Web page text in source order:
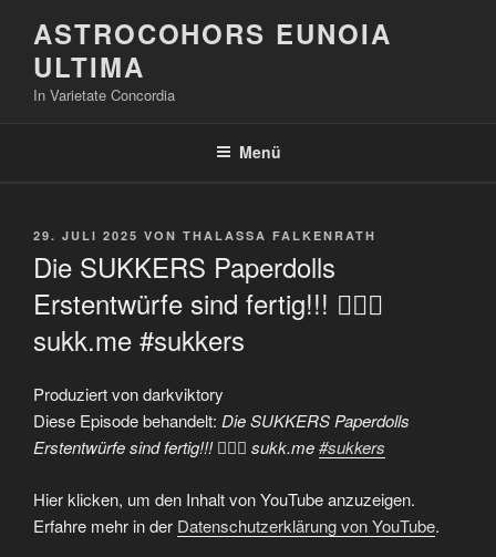
Inhalt
springen
ASTROCOHORS EUNOIA
ULTIMA
In Varietate Concordia
Menü
VERÖFFENTLICHT
29. JULI 2025 VON THALASSA FALKENRATH
Die SUKKERS Paperdolls
Erstentwürfe sind fertig!!! 🏳‍🌈🦇
sukk.me #sukkers
Produziert von darkviktory
Diese Episode behandelt: Die SUKKERS Paperdolls
Erstentwürfe sind fertig!!! 🏳‍🌈🦇 sukk.me#sukkers
„Die
SUKKERS
Paperdolls
Erstentwürfe
Hier klicken, um den Inhalt von YouTube anzuzeigen.
Erfahre mehr in der Datenschutzerklärung von YouTube.